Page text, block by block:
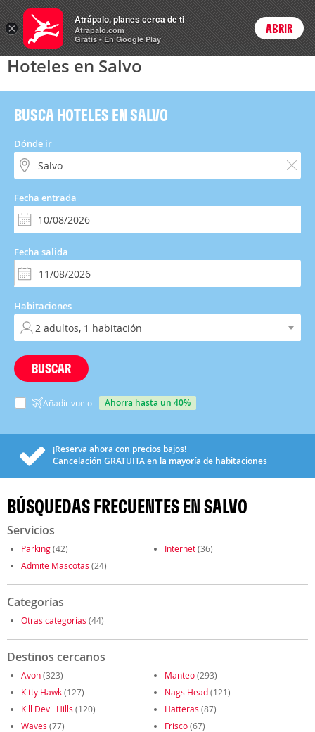
Hoteles Login
Hoteles en Salvo
BUSCA HOTELES EN SALVO
Dónde ir
Fecha entrada
Fecha salida
Habitaciones
BUSCAR
Añadir vuelo ahorra hasta un 40%
¡Reserva ahora con precios bajos!
Cancelación GRATUITAen la mayoría de habitaciones
BÚSQUEDAS FRECUENTES EN SALVO
Servicios
Parking(42) Internet(36)
Admite Mascotas (24)
Categorías
Otras categorías (44)
Destinos cercanos
Avon(323) Manteo(293)
Kitty Hawk(127) Nags Head(121)
Kill Devil Hills (120) Hatteras (87)
Waves (77) Frisco(67)
×
Atrápalo, planes cerca de ti
Atrapalo.com
Gratis - En Google Play
ABRIR